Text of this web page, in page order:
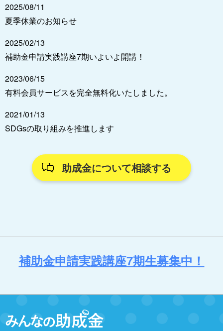
2025/08/11
夏季休業のお知らせ
2025/02/13
補助金申請実践講座7期いよいよ開講！
2023/06/15
有料会員サービスを完全無料化いたしました。
2021/01/13
SDGsの取り組みを推進します
助成金について相談する
補助金申請実践講座7期生募集中！